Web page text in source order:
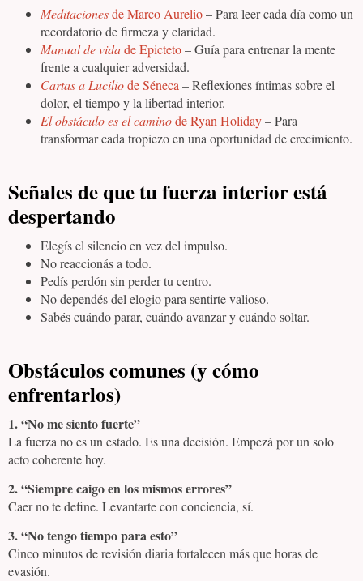
Meditacionesde Marco Aurelio– Para leer cada día como un
recordatorio de firmeza y claridad.
Manual de vidade Epicteto– Guía para entrenar la mente
frente a cualquier adversidad.
Cartas a Luciliode Séneca – Reflexiones íntimas sobre el
dolor, el tiempo y la libertad interior.
El obstáculo es el caminode Ryan Holiday– Para
transformar cada tropiezo en una oportunidad de crecimiento.
Señales de que tu fuerza interior está
despertando
Elegís el silencio en vez del impulso.
No reaccionás a todo.
Pedís perdón sin perder tu centro.
No dependés del elogio para sentirte valioso.
Sabés cuándo parar, cuándo avanzar y cuándo soltar.
Obstáculos comunes (y cómo
enfrentarlos)
1. “No me siento fuerte”
La fuerza no es un estado. Es una decisión. Empezá por un solo
acto coherente hoy.
2. “Siempre caigo en los mismos errores”
Caer no te define. Levantarte con conciencia, sí.
3. “No tengo tiempo para esto”
Cinco minutos de revisión diaria fortalecen más que horas de
evasión.